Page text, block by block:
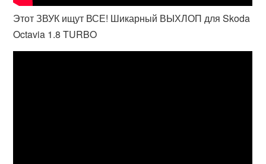
Этот ЗВУК ищут ВСЕ! Шикарный ВЫХЛОП для Skoda
Octavia 1.8 TURBO